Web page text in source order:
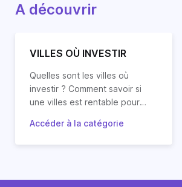
A découvrir
VILLES OÙ INVESTIR
Quelles sont les villes où
investir ? Comment savoir si
une villes est rentable pour
locatif ? Quelles villes vont
Retrouvez les réponses à vos
principales villes de France et
Accéder à la catégorie